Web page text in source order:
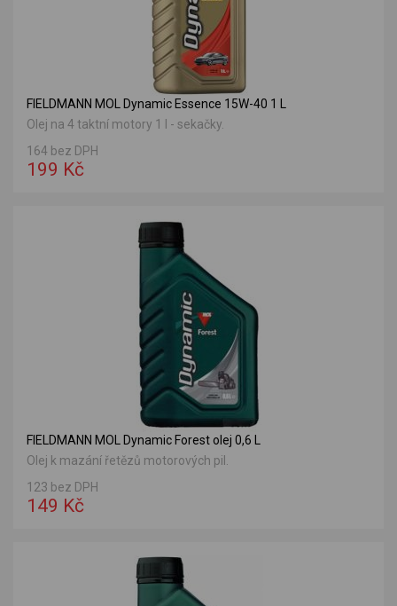
FIELDMANN MOL Dynamic Essence 15W-40 1 L
Olej na 4 taktní motory 1 l - sekačky.
164 bez DPH
199 Kč
FIELDMANN MOL Dynamic Forest olej 0,6 L
Olej k mazání řetězů motorových pil.
123 bez DPH
149 Kč